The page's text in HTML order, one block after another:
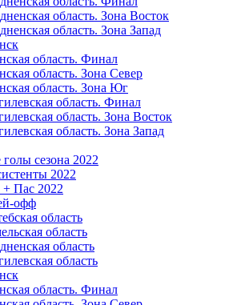
область. Зона Восток
область. Зона Запад
область. Финал
область. Зона Север
область. Зона Юг
область. Финал
область. Зона Восток
область. Зона Запад
голы сезона 2022
2022
+ Пас 2022
офф
область
область
область
область
область. Финал